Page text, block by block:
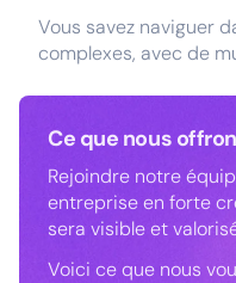
Vous savez naviguer
complexes, avec de
Ce que nous
Rejoindre notre
entreprise en forte
sera visible et
Voici ce que nous